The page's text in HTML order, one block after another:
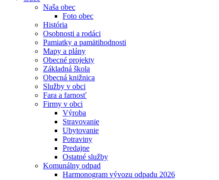
Naša obec
Foto obec
História
Osobnosti a rodáci
Pamiatky a pamätihodnosti
Mapy a plány
Obecné projekty
Základná škola
Obecná knižnica
Služby v obci
Fara a farnosť
Firmy v obci
Výroba
Stravovanie
Ubytovanie
Potraviny
Predajne
Ostatné služby
Komunálny odpad
Harmonogram vývozu odpadu 2026